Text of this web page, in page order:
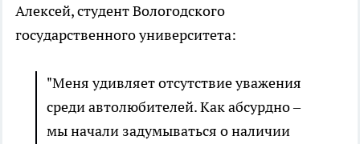
Алексей, студент Вологодского
государственного университета:
"Меня удивляет отсутствие уважения
среди автолюбителей. Как абсурдно –
мы начали задумываться о наличии